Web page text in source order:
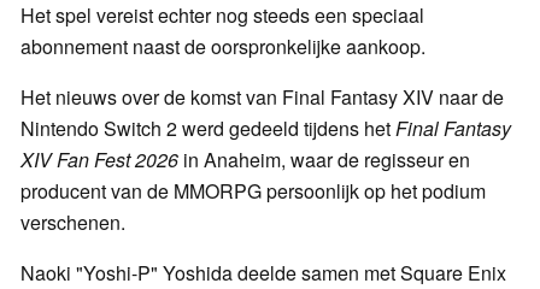
Het spel vereist echter nog steeds een speciaal
abonnement naast de oorspronkelijke aankoop.
Het nieuws over de komst van Final Fantasy XIV naar de
Nintendo Switch 2 werd gedeeld tijdens hetFinal Fantasy
XIV Fan Fest 2026 in Anaheim, waar de regisseur en
producent van de MMORPG persoonlijk op het podium
verschenen.
Naoki "Yoshi-P" Yoshida deelde samen met Square Enix